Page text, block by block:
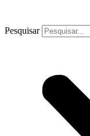
Pesquisar